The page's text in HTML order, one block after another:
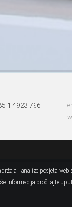
1 4923 796
i analize posjeta web
informacija pročitajte